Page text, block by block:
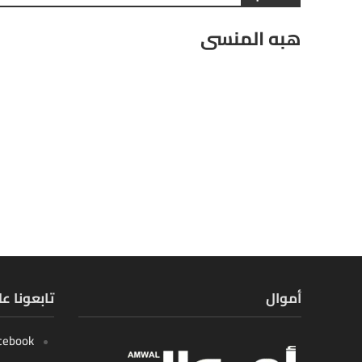
هبه المنسى
تابعونا أموال